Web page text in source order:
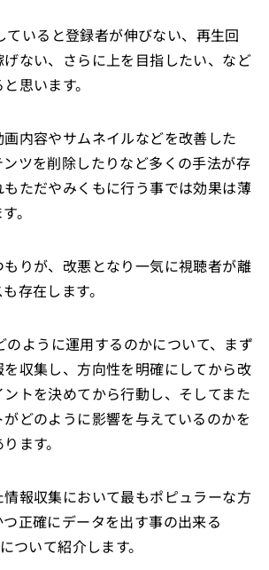
いると登録者が伸びない、再生回
ない、さらに上を目指したい、など
思います。
内容やサムネイルなどを改善した
ツを削除したりなど多くの手法が存
ただやみくもに行う事では効果は薄
。
りが、改悪となり一気に視聴者が離
存在します。
ように運用するのかについて、まず
収集し、方向性を明確にしてから改
トを決めてから行動し、そしてまた
どのように影響を与えているのかを
ます。
報収集において最もポピュラーな方
正確にデータを出す事の出来る
いて紹介します。